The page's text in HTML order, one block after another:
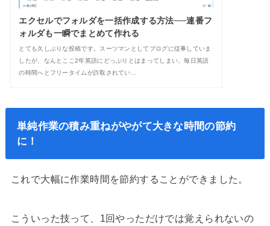
エクセルでフォルダを一括作成する方法──連番フ
ォルダも一瞬でまとめて作れる
とても久しぶりな投稿です。スーツマンとしてブログに従事していま
したが、なんとここ2年英語にどっぷりとはまってしまい、毎日英語
の時間へとフリータイムが詐取されてい…
単純作業の積み重ねがやがて大きな時間の節約
に！
これで大幅に作業時間を節約することができました。
こういった技って、1回やっただけでは覚えられないの